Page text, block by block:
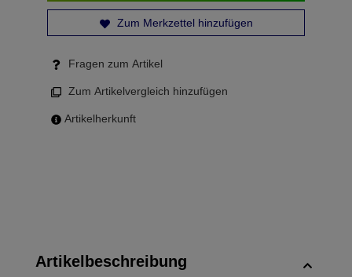
Zum Merkzettel hinzufügen
Fragen zum Artikel
Zum Artikelvergleich hinzufügen
Artikelherkunft
Artikelbeschreibung